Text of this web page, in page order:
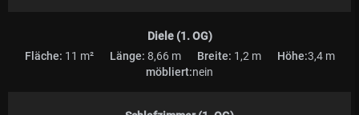
Diele (1. OG)
Fläche: 11 m² Länge: 8,66 m Breite: 1,2 m Höhe:3,4 m
möbliert:nein